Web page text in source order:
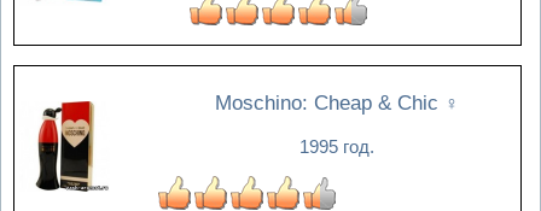
Moschino: Cheap & Chic ♀
1995 год.